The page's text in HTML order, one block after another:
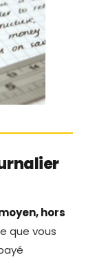
hors
que vous